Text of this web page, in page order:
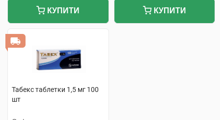
КУПИТИ КУПИТИ
Табекс таблетки 1,5 мг 100
шт